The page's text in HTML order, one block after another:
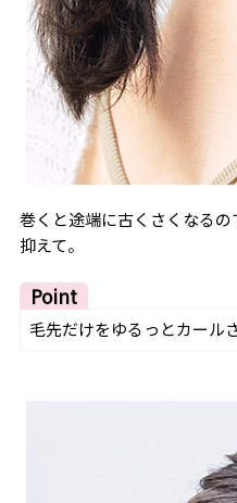
巻くと途端に古くさくなる
抑えて。
Point
毛先だけをゆるっとカール